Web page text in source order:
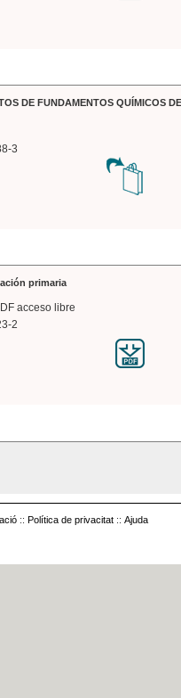
DE FUNDAMENTOS QUÍMICOS
3
primaria
acceso libre
2
:: Política de privacitat :: Ajuda